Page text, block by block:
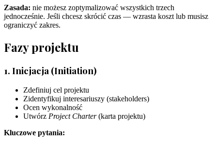
Zasada: nie możesz zoptymalizować wszystkich trzech
jednocześnie. Jeśli chcesz skrócić czas — wzrasta koszt lub musisz
ograniczyć zakres.
Fazy projektu
1. Inicjacja (Initiation)
Zdefiniuj cel projektu
Zidentyfikuj interesariuszy (stakeholders)
Ocen wykonalność
Utwórz Project Charter(karta projektu)
Kluczowe pytania: